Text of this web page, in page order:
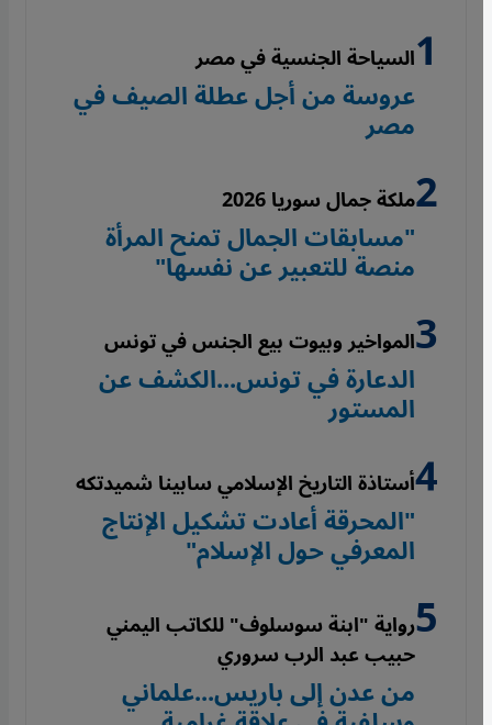
السياحة الجنسية في مصر
عروسة من أجل عطلة الصيف في
مصر
ملكة جمال سوريا 2026
"مسابقات الجمال تمنح المرأة
منصة للتعبير عن نفسها"
المواخير وبيوت بيع الجنس في تونس
الدعارة في تونس...الكشف عن
المستور
أستاذة التاريخ الإسلامي سابينا شميدتكه
"المحرقة أعادت تشكيل الإنتاج
المعرفي حول الإسلام"
رواية "ابنة سوسلوف" للكاتب اليمني
حبيب عبد الرب سروري
من عدن إلى باريس...علماني